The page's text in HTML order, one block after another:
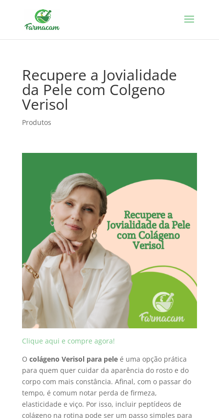
Recupere a Jovialidade
da Pele com Colgeno
Verisol
Produtos
Clique aqui e compre agora!
O colágeno Verisol para peleé uma opção prática
para quem quer cuidar da aparência do rosto e do
corpo com mais constância. Afinal, com o passar do
tempo, é comum notar perda de firmeza,
elasticidade e viço. Por isso, incluir peptídeos de
colágeno na rotina pode ser um passo simples para